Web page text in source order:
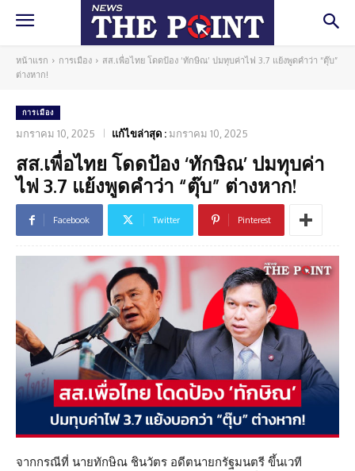
หน้าแรก การเมือง
สส.เพื่อไทย โดดป้อง ‘ทักษิณ’ ปมทุบค่าไฟ 3.7 แย้งพูดคำว่า “ตุ๊บ”
ต่างหาก!
การเมือง
มกราคม 10, 2025 แก้ไขล่าสุด : มกราคม 10, 2025
สส.เพื่อไทย โดดป้อง ‘ทักษิณ’ ปมทุบค่า
ไฟ 3.7 แย้งพูดคำว่า “ตุ๊บ” ต่างหาก!
Facebook Twitter Pinterest
จากกรณีที่ นายทักษิณ ชินวัตร อดีตนายกรัฐมนตรี ขึ้นเวที